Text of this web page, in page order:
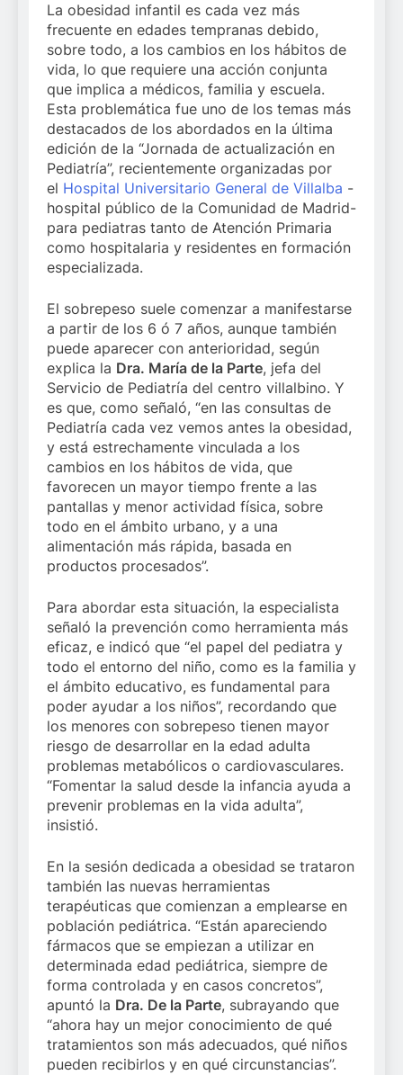
La obesidad infantil es cada vez más
frecuente en edades tempranas debido,
sobre todo, a los cambios en los hábitos de
vida, lo que requiere una acción conjunta
que implica a médicos, familia y escuela.
Esta problemática fue uno de los temas más
destacados de los abordados en la última
edición de la “Jornada de actualización en
Pediatría”, recientemente organizadas por
el Hospital Universitario General de Villalba -
hospital público de la Comunidad de Madrid-
para pediatras tanto de Atención Primaria
como hospitalaria y residentes en formación
especializada.
El sobrepeso suele comenzar a manifestarse
a partir de los 6 ó 7 años, aunque también
puede aparecer con anterioridad, según
explica la Dra. María de la Parte, jefa del
Servicio de Pediatría del centro villalbino. Y
es que, como señaló, “en las consultas de
Pediatría cada vez vemos antes la obesidad,
y está estrechamente vinculada a los
cambios en los hábitos de vida, que
favorecen un mayor tiempo frente a las
pantallas y menor actividad física, sobre
todo en el ámbito urbano, y a una
alimentación más rápida, basada en
productos procesados”.
Para abordar esta situación, la especialista
señaló la prevención como herramienta más
eficaz, e indicó que “el papel del pediatra y
todo el entorno del niño, como es la familia y
el ámbito educativo, es fundamental para
poder ayudar a los niños”, recordando que
los menores con sobrepeso tienen mayor
riesgo de desarrollar en la edad adulta
problemas metabólicos o cardiovasculares.
“Fomentar la salud desde la infancia ayuda a
prevenir problemas en la vida adulta”,
insistió.
En la sesión dedicada a obesidad se trataron
también las nuevas herramientas
terapéuticas que comienzan a emplearse en
población pediátrica. “Están apareciendo
fármacos que se empiezan a utilizar en
determinada edad pediátrica, siempre de
forma controlada y en casos concretos”,
apuntó la Dra. De la Parte, subrayando que
“ahora hay un mejor conocimiento de qué
tratamientos son más adecuados, qué niños
pueden recibirlos y en qué circunstancias”.